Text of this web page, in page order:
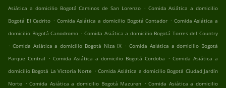
Asiática a domicilio Bogotá Caminos de San Lorenzo . Comida Asiática a domicilio
Bogotá El Cedrito . Comida Asiática a domicilio Bogotá Contador . Comida Asiática a
domicilio Bogotá Canodromo . Comida Asiática a domicilio Bogotá Torres del Country
. Comida Asiática a domicilio Bogotá Niza IX . Comida Asiática a domicilio Bogotá
Parque Central . Comida Asiática a domicilio Bogotá Cordoba . Comida Asiática a
domicilio Bogotá La Victoria Norte . Comida Asiática a domicilio Bogotá Ciudad Jardín
Norte . Comida Asiática a domicilio Bogotá Mazuren . Comida Asiática a domicilio